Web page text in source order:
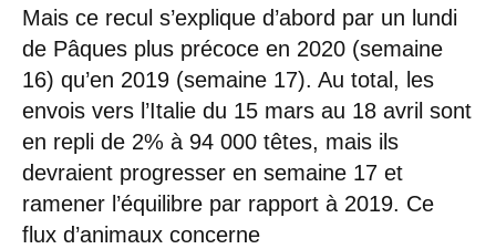
Mais ce recul s’explique d’abord par un lundi
de Pâques plus précoce en 2020 (semaine
16) qu’en 2019 (semaine 17). Au total, les
envois vers l’Italie du 15 mars au 18 avril sont
en repli de 2% à 94 000 têtes, mais ils
devraient progresser en semaine 17 et
ramener l’équilibre par rapport à 2019. Ce
flux d’animaux concerne